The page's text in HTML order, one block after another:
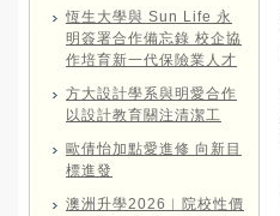
恆生大學與 Sun Life 永
明簽署合作備忘錄 校企協
作培育新一代保險業人才
方大設計學系與明愛合作
以設計教育關注清潔工
歐倩怡加點愛進修 向新目
標進發
澳洲升學2026︱院校性價